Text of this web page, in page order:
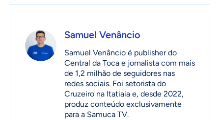
Samuel Venâncio
Samuel Venâncio é publisher do
Central da Toca e jornalista com mais
de 1,2 milhão de seguidores nas
redes sociais. Foi setorista do
Cruzeiro na Itatiaia e, desde 2022,
produz conteúdo exclusivamente
para a Samuca TV.